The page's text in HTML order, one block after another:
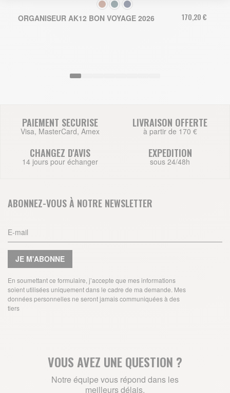
COULEUR
ORGANISEUR AK12 BON VOYAGE 2026 170,20 €
PAIEMENT SECURISE
Visa, MasterCard, Amex
LIVRAISON OFFERTE
à partir de 170 €
CHANGEZ D'AVIS
14 jours pour échanger
EXPEDITION
sous 24/48h
ABONNEZ-VOUS À NOTRE NEWSLETTER
JE M'ABONNE
En soumettant ce formulaire, j’accepte que mes informations
soient utilisées uniquement dans le cadre de ma demande. Mes
données personnelles ne seront jamais communiquées à des
tiers
VOUS AVEZ UNE QUESTION ?
Notre équipe vous répond dans les
meilleurs délais.